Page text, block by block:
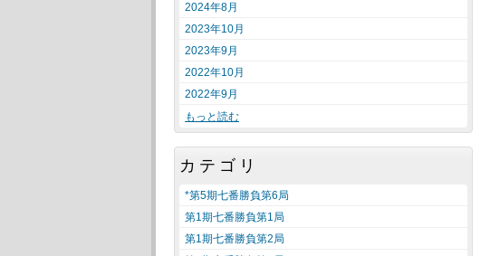
2024年8月
2023年10月
2023年9月
2022年10月
2022年9月
もっと読む
カテゴリ
*第5期七番勝負第6局
第1期七番勝負第1局
第1期七番勝負第2局